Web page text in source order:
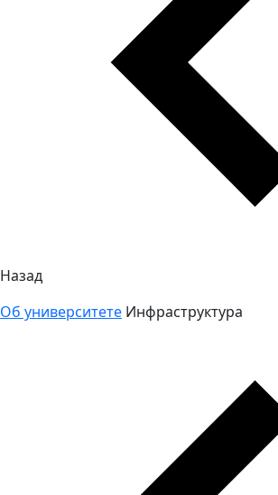
Назад
Об университете Инфраструктура